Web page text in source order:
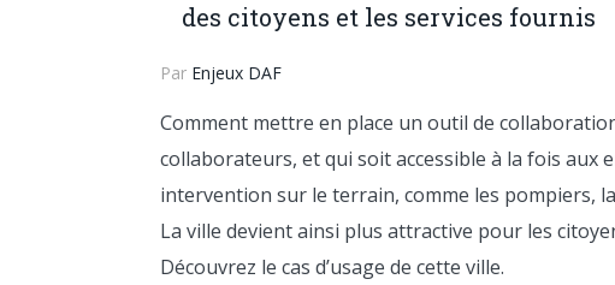
des citoyens et les services fournis
Par Enjeux DAF
Comment mettre en place un outil de
collaborateurs, et qui soit accessible à la fois aux
intervention sur le terrain, comme les pompiers,
La ville devient ainsi plus attractive pour les
Découvrez le cas d’usage de cette ville.